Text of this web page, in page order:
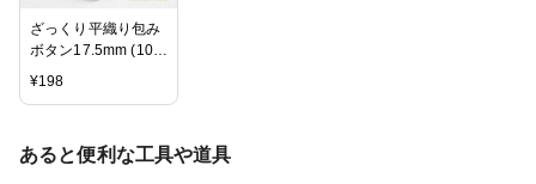
ざっくり平織り包み
ボタン17.5mm (10
個) /くるみボタン/カ
料/YM1-0846
¥198
あると便利な工具や道具